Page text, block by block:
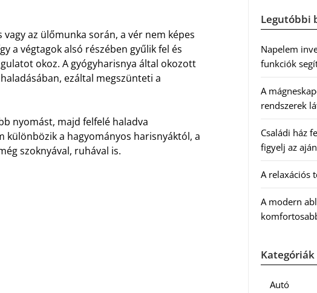
vagy az ülőmunka során, a vér nem képes
a végtagok alsó részében gyűlik fel és
okoz. A gyógyharisnya által okozott
ezáltal megszünteti a
nyomást, majd felfelé haladva
különbözik a hagyományos harisnyáktól, a
szoknyával, ruhával is.
Legutóbbi
Napelem
funkciók
A
rendszerek
Családi ház
figyelj az
A relaxációs
A modern
Kategóriák
Autó